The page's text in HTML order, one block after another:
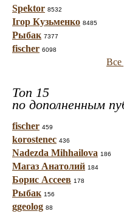
Spektor 8532
Ігор Кузьменко 8485
Рыбак 7377
fischer 6098
Все
Топ 15
по дополненным
fischer 459
korostenec 436
Nadezda Mihhailova 186
Магаз Анатолий 184
Борис Ассеев 178
Рыбак 156
ggeolog 88